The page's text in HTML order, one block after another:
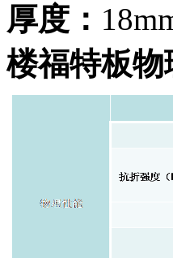
厚度：
楼福特板物